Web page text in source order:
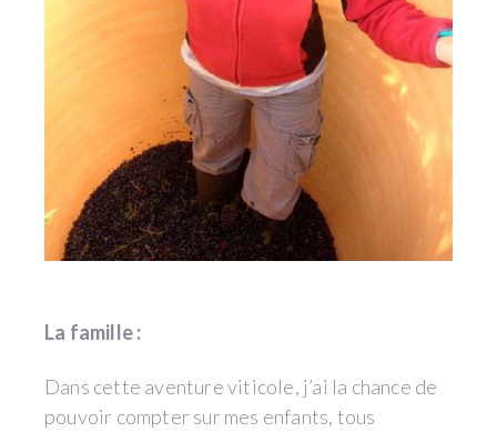
La famille :
Dans cette aventure viticole, j’ai la chance de
pouvoir compter sur mes enfants, tous